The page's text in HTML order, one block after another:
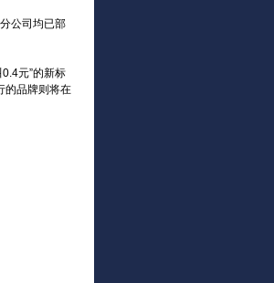
公司均已部
元”的新标
的品牌则将在